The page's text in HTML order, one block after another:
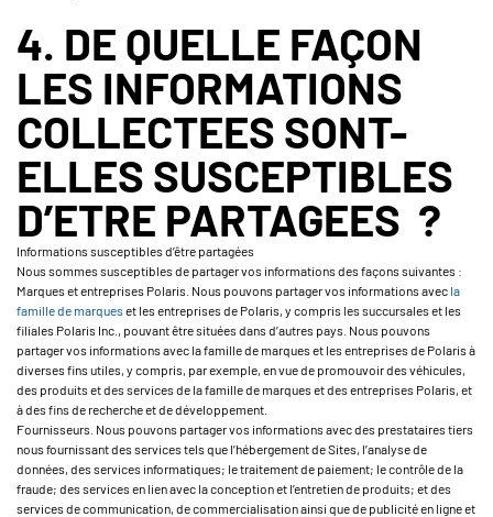
4. DE QUELLE FAÇON
LES INFORMATIONS
COLLECTEES SONT-
ELLES SUSCEPTIBLES
D’ETRE PARTAGEES ?
Informations susceptibles d’être partagées
Nous sommes susceptibles de partager vos informations des façons suivantes :
Marques et entreprises Polaris. Nous pouvons partager vos informations avec la
famille de marqueset les entreprises de Polaris, y compris les succursales et les
filiales Polaris Inc., pouvant être situées dans d’autres pays. Nous pouvons
partager vos informations avec la famille de marques et les entreprises de Polaris à
diverses fins utiles, y compris, par exemple, en vue de promouvoir des véhicules,
des produits et des services de la famille de marques et des entreprises Polaris, et
à des fins de recherche et de développement.
Fournisseurs. Nous pouvons partager vos informations avec des prestataires tiers
nous fournissant des services tels que l’hébergement de Sites, l’analyse de
données, des services informatiques; le traitement de paiement; le contrôle de la
fraude; des services en lien avec la conception et l’entretien de produits; et des
services de communication, de commercialisation ainsi que de publicité en ligne et